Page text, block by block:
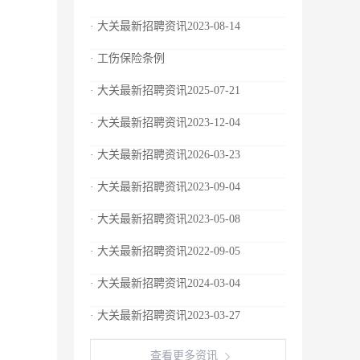
· 大关最新招聘资讯2023-08-14
· 工伤保险条例
· 大关最新招聘资讯2025-07-21
· 大关最新招聘资讯2023-12-04
· 大关最新招聘资讯2026-03-23
· 大关最新招聘资讯2023-09-04
· 大关最新招聘资讯2023-05-08
· 大关最新招聘资讯2022-09-05
· 大关最新招聘资讯2024-03-04
· 大关最新招聘资讯2023-03-27
查看更多资讯